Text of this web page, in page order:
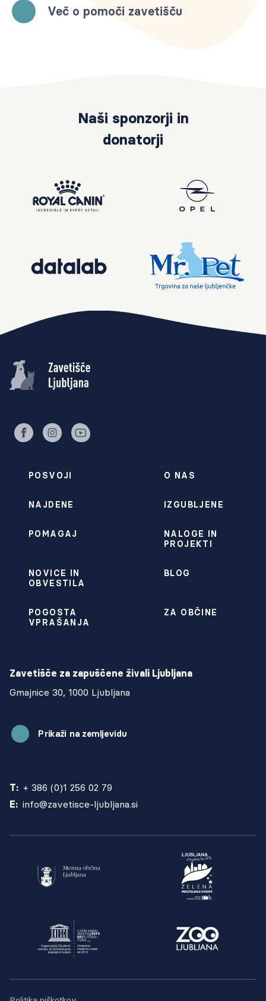
Več o pomoči zavetišču
Naši sponzorji in
donatorji
POSVOJI O NAS
NAJDENE IZGUBLJENE
POMAGAJ
NALOGE IN
PROJEKTI
NOVICE IN
OBVESTILA
BLOG
POGOSTA
VPRAŠANJA
ZA OBČINE
Zavetišče za zapuščene živali Ljubljana
Gmajnice 30, 1000 Ljubljana
Prikaži na zemljevidu
T: + 386 (0)1 256 02 79
E: info@zavetisce-ljubljana.si